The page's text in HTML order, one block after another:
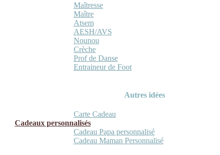
Maîtresse
Maître
Atsem
AESH/AVS
Nounou
Crèche
Prof de Danse
Entraineur de Foot
Autres idées
Carte Cadeau
Cadeaux personnalisés
Cadeau Papa personnalisé
Cadeau Maman Personnalisé